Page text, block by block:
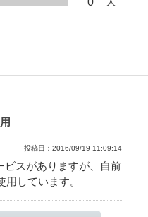
投稿日：2016/09/19 11:09:14
ビスがありますが、自前
しています。